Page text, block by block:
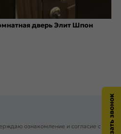
дверь Элит Шпон
ознакомление и согласие с